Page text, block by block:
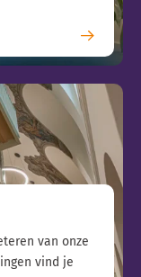
van onze
vind je